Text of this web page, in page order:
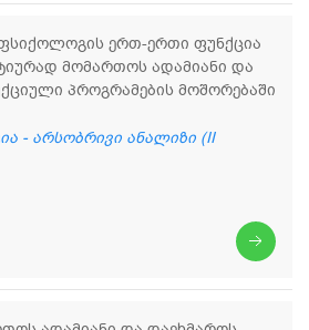
ერთ-ერთი ფუნქცია
მომართოს ადამიანი და
პროგრამების მოშორებაში
- არსობრივი ანალიზი (II